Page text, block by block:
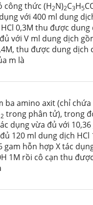
công thức (H2N)2C3H5
với 400 ml dung
0,3M thu được dung
với V ml dung dịch
thu được dung dịch
m là
ba amino axit (chỉ
2 trong phân tử), trong
dụng vừa đủ với
120 ml dung dịch HCl
gam hỗn hợp X tác
1M rồi cô cạn thu